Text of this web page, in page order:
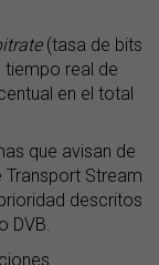
(tasa de bits
real de
en el total
que avisan de
Transport Stream
descritos
DVB.